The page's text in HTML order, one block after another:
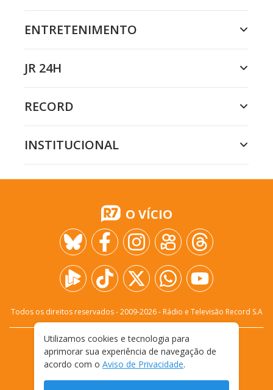
ENTRETENIMENTO
JR 24H
RECORD
INSTITUCIONAL
O VÍCIO
Todos os direitos reservados - 2009-2026- Rádio e Televisão Record S.A
FALE CONOSCO
PRIVACIDADE
TERMOS E CONDIÇÕES DE USO
Utilizamos cookies e tecnologia para
aprimorar sua experiência de navegação de
acordo com o Aviso de Privacidade.